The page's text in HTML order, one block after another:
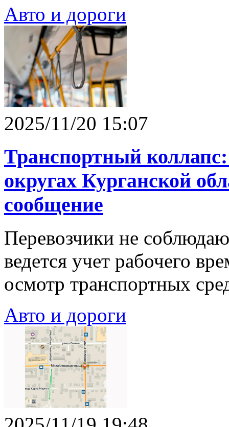
Авто и дороги
2025/11/20 15:07
Транспортный
округах Курганской
сообщение
Перевозчики не
ведется учет рабочего
осмотр транспортных
Авто и дороги